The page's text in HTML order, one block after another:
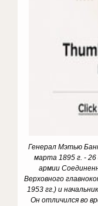
Генерал Мэтью
марта 1895 г. -
армии
Верховного
1953 гг.) и
Он отличился во